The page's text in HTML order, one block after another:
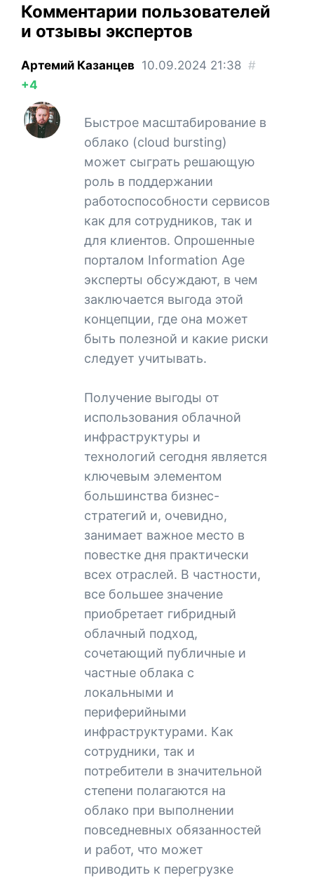
Комментарии пользователей
и отзывы экспертов
Артемий Казанцев 10.09.2024 21:38 #
+4
Быстрое масштабирование в
облако (сloud bursting)
может сыграть решающую
роль в поддержании
работоспособности сервисов
как для сотрудников, так и
для клиентов. Опрошенные
порталом Information Age
эксперты обсуждают, в чем
заключается выгода этой
концепции, где она может
быть полезной и какие риски
следует учитывать.
Получение выгоды от
использования облачной
инфраструктуры и
технологий сегодня является
ключевым элементом
большинства бизнес-
стратегий и, очевидно,
занимает важное место в
повестке дня практически
всех отраслей. В частности,
все большее значение
приобретает гибридный
облачный подход,
сочетающий публичные и
частные облака с
локальными и
периферийными
инфраструктурами. Как
сотрудники, так и
потребители в значительной
степени полагаются на
облако при выполнении
повседневных обязанностей
и работ, что может
приводить к перегрузке